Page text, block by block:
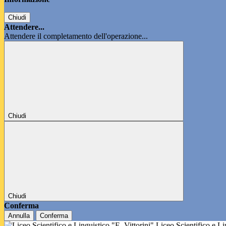
Chiudi
Attendere...
Attendere il completamento dell'operazione...
Chiudi
Chiudi
Conferma
Annulla Conferma